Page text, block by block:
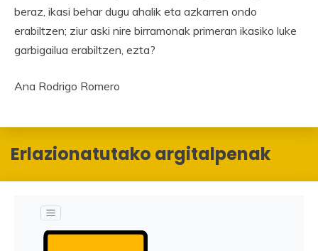
beraz, ikasi behar dugu ahalik eta azkarren ondo
erabiltzen; ziur aski nire birramonak primeran ikasiko luke
garbigailua erabiltzen, ezta?
Ana Rodrigo Romero
Erlazionatutako argitalpenak